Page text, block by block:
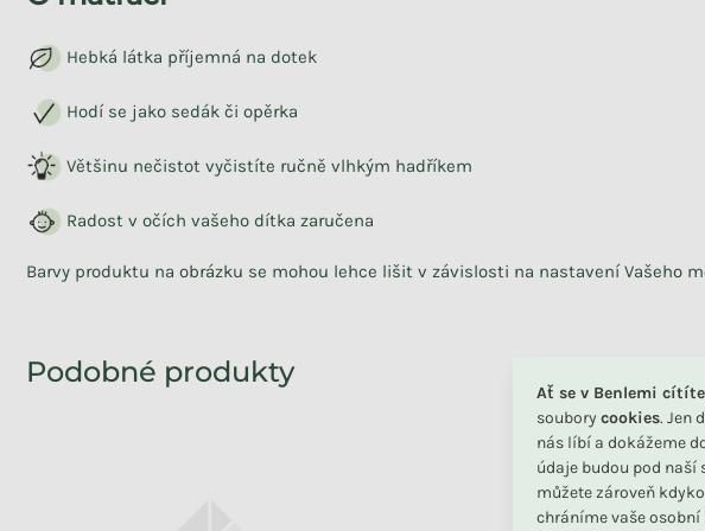
Ať se v Benlemi
soubory cookies. Jen
nás líbí a dokážeme
údaje budou pod naší
můžete zároveň
chráníme vaše osobní
Hebká látka příjemná na dotek
Hodí se jako sedák či opěrka
Většinu nečistot vyčistíte ručně vlhkým hadříkem
Radost v očích vašeho dítka zaručena
Barvy produktu na obrázku se mohou lehce lišit v závislosti na nastavení Vašeho